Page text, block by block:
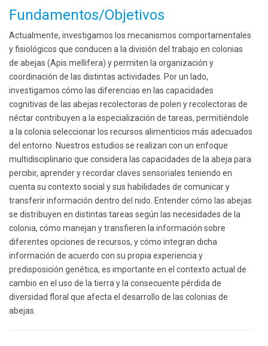
Fundamentos/Objetivos
Actualmente, investigamos los mecanismos comportamentales
y fisiológicos que conducen a la división del trabajo en colonias
de abejas (Apis mellifera) y permiten la organización y
coordinación de las distintas actividades. Por un lado,
investigamos cómo las diferencias en las capacidades
cognitivas de las abejas recolectoras de polen y recolectoras de
néctar contribuyen a la especialización de tareas, permitiéndole
a la colonia seleccionar los recursos alimenticios más adecuados
del entorno. Nuestros estudios se realizan con un enfoque
multidisciplinario que considera las capacidades de la abeja para
percibir, aprender y recordar claves sensoriales teniendo en
cuenta su contexto social y sus habilidades de comunicar y
transferir información dentro del nido. Entender cómo las abejas
se distribuyen en distintas tareas según las necesidades de la
colonia, cómo manejan y transfieren la información sobre
diferentes opciones de recursos, y cómo integran dicha
información de acuerdo con su propia experiencia y
predisposición genética, es importante en el contexto actual de
cambio en el uso de la tierra y la consecuente pérdida de
diversidad floral que afecta el desarrollo de las colonias de
abejas.